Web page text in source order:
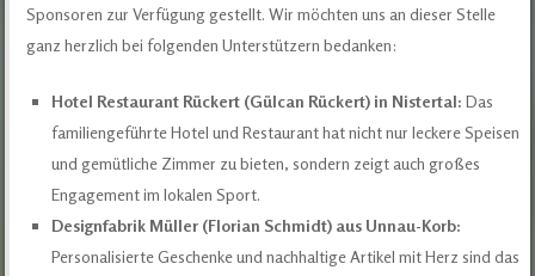
Sponsoren zur Verfügung gestellt. Wir möchten uns an dieser Stelle
ganz herzlich bei folgenden Unterstützern bedanken:
Hotel Restaurant Rückert (Gülcan Rückert) in Nistertal: Das
familiengeführte Hotel und Restaurant hat nicht nur leckere Speisen
und gemütliche Zimmer zu bieten, sondern zeigt auch großes
Engagement im lokalen Sport.
Designfabrik Müller (Florian Schmidt) aus Unnau-Korb:
Personalisierte Geschenke und nachhaltige Artikel mit Herz sind das